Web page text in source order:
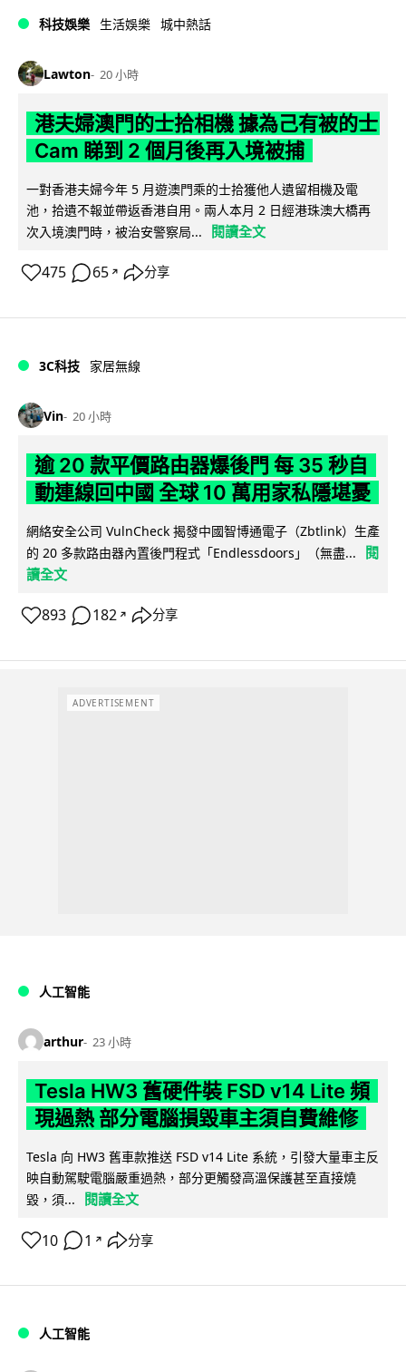
科技娛樂 生活娛樂 城中熱話
Lawton 20 小時
港夫婦澳門的士拾相機 據為己有被的士
Cam 睇到 2 個月後再入境被捕
一對香港夫婦今年 5 月遊澳門乘的士拾獲他人遺留相機及電
池，拾遺不報並帶返香港自用。兩人本月 2 日經港珠澳大橋再
次入境澳門時，被治安警察局...
閱讀全文
475 65 ↗ 分享
3C科技 家居無線
Vin 20 小時
逾 20 款平價路由器爆後門 每 35 秒自
動連線回中國 全球 10 萬用家私隱堪憂
網絡安全公司 VulnCheck 揭發中國智博通電子（Zbtlink）生產
的 20 多款路由器內置後門程式「Endlessdoors」（無盡...
閱
讀全文
893 182 ↗ 分享
ADVERTISEMENT
人工智能
arthur 23 小時
Tesla HW3 舊硬件裝 FSD v14 Lite 頻
現過熱 部分電腦損毀車主須自費維修
Tesla 向 HW3 舊車款推送 FSD v14 Lite 系統，引發大量車主反
映自動駕駛電腦嚴重過熱，部分更觸發高溫保護甚至直接燒
毀，須...
閱讀全文
10 1 ↗ 分享
人工智能